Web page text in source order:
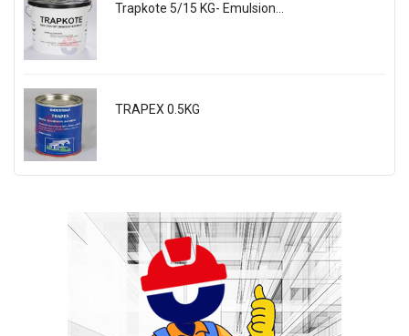
Trapkote 5/15 KG- Emulsion...
TRAPEX 0.5KG